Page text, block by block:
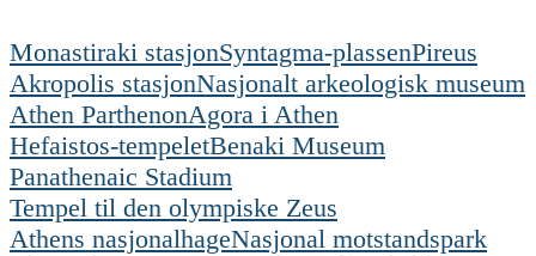
Monastiraki stasjonSyntagma-plassenPireus
Akropolis stasjonNasjonalt arkeologisk museum
Athen ParthenonAgora i Athen
Hefaistos-tempeletBenaki Museum
Panathenaic Stadium
Tempel til den olympiske Zeus
Athens nasjonalhageNasjonal motstandspark